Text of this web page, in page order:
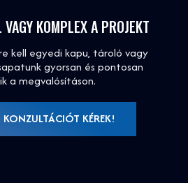
KOMPLEX A PROJEKT
kell egyedi kapu, tároló vagy
gyorsan és pontosan
a megvalósításon.
KONZULTÁCIÓT KÉREK!